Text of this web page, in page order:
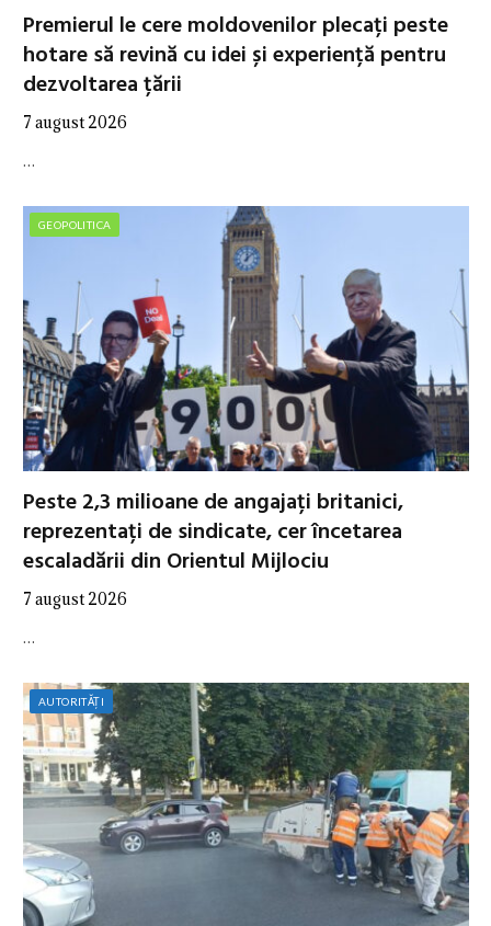
Premierul le cere moldovenilor plecați peste
hotare să revină cu idei și experiență pentru
dezvoltarea țării
7 august 2026
…
GEOPOLITICA
Peste 2,3 milioane de angajați britanici,
reprezentați de sindicate, cer încetarea
escaladării din Orientul Mijlociu
7 august 2026
…
AUTORITĂȚI